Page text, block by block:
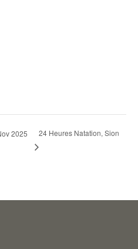
2025 24 Heures Natation, Sion